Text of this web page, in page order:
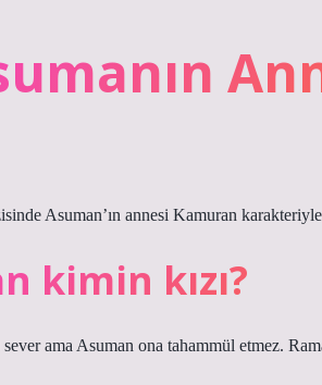
Asuman’ın annesi Kamuran
kimin kızı?
ama Asuman ona tahammül etmez.